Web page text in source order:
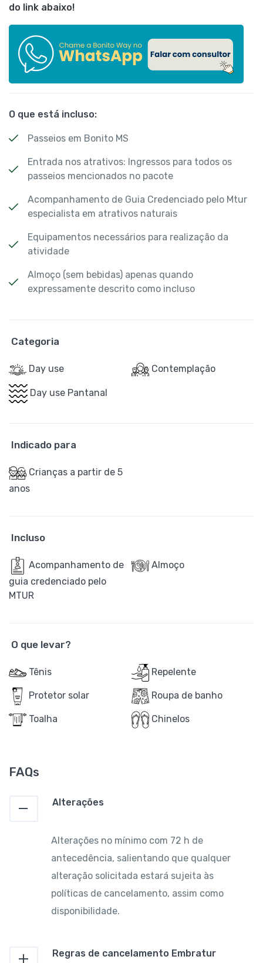
do link abaixo!
O que está incluso:
Passeios em Bonito MS
Entrada nos atrativos: Ingressos para todos os
passeios mencionados no pacote
Acompanhamento de Guia Credenciado pelo Mtur
especialista em atrativos naturais
Equipamentos necessários para realização da
atividade
Almoço (sem bebidas) apenas quando
expressamente descrito como incluso
Categoria
Day use Contemplação
Day use Pantanal
Indicado para
Crianças a partir de 5
anos
Incluso
Acompanhamento de
guia credenciado pelo
MTUR
Almoço
O que levar?
Tênis Repelente
Protetor solar Roupa de banho
Toalha Chinelos
FAQs
Alterações
Alterações no mínimo com 72 h de
antecedência, salientando que qualquer
alteração solicitada estará sujeita às
políticas de cancelamento, assim como
disponibilidade.
Regras de cancelamento Embratur